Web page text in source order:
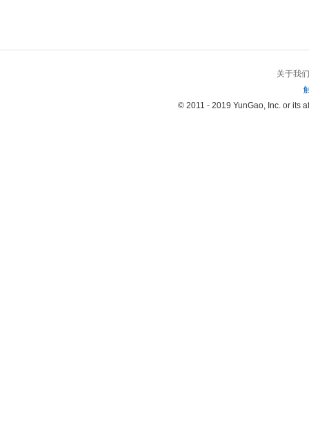
关于我们
© 2011 - 2019 YunGao, Inc. or its